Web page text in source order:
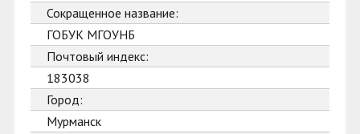
Сокращенное название:
ГОБУК МГОУНБ
Почтовый индекс:
183038
Город:
Мурманск